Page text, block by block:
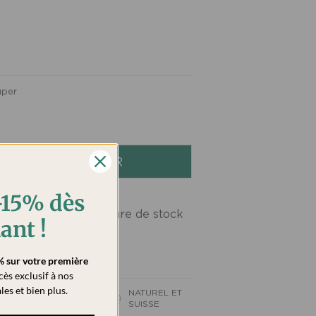
AU PANIER
en rupture de stock
PORT OFFERT
NATUREL ET
SUISSE
dès
!
sur votre première
exclusif à nos
et bien plus.